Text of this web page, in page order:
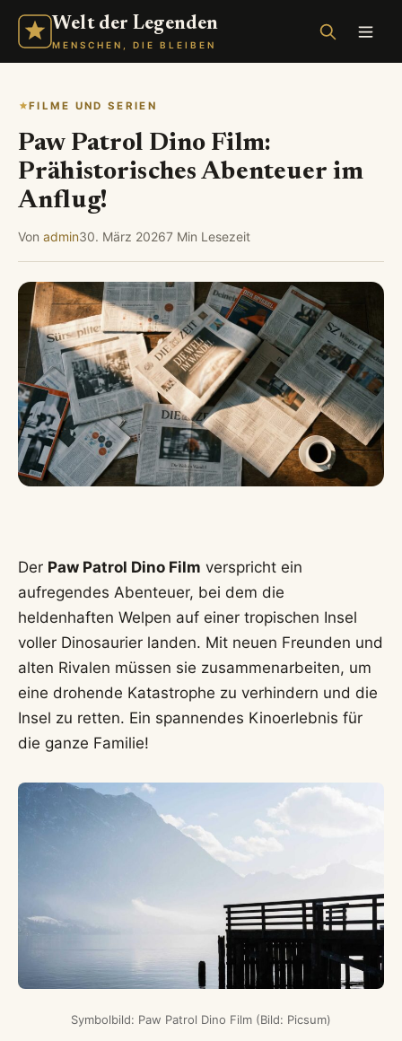
Welt der Legenden
MENSCHEN, DIE BLEIBEN
FILME UND SERIEN
Paw Patrol Dino Film:
Prähistorisches Abenteuer im
Anflug!
Von admin30. März 20267 Min Lesezeit
Der Paw Patrol Dino Film verspricht ein
aufregendes Abenteuer, bei dem die
heldenhaften Welpen auf einer tropischen Insel
voller Dinosaurier landen. Mit neuen Freunden und
alten Rivalen müssen sie zusammenarbeiten, um
eine drohende Katastrophe zu verhindern und die
Insel zu retten. Ein spannendes Kinoerlebnis für
die ganze Familie!
Symbolbild: Paw Patrol Dino Film (Bild: Picsum)